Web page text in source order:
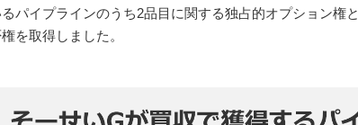
パイプラインのうち2品目に関する独占的オプション権
を取得しました。